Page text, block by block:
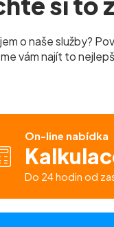
o naše služby?
vám najít to
On-line nabídka
Do 24 hodin od